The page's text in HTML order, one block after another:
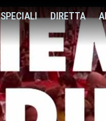
SPECIALI DIRETTA